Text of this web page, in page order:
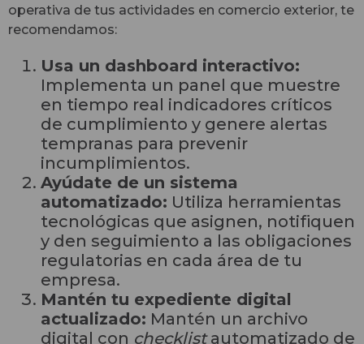
operativa de tus actividades en comercio exterior, te
recomendamos:
Usa un dashboard interactivo:
Implementa un panel que muestre
en tiempo real indicadores críticos
de cumplimiento y genere alertas
tempranas para prevenir
incumplimientos.
Ayúdate de un sistema
automatizado: Utiliza herramientas
tecnológicas que asignen, notifiquen
y den seguimiento a las obligaciones
regulatorias en cada área de tu
empresa.
Mantén tu expediente digital
actualizado: Mantén un archivo
digital con checklistautomatizado de